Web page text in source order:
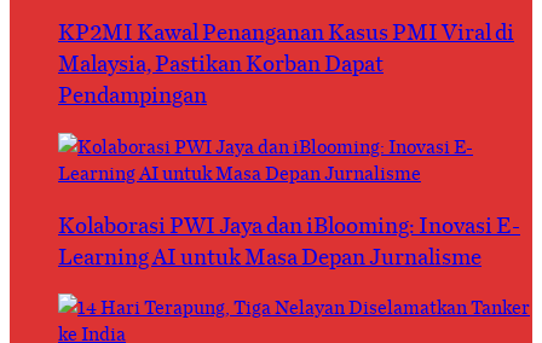
KP2MI Kawal Penanganan Kasus PMI Viral di
Malaysia, Pastikan Korban Dapat
Pendampingan
Kolaborasi PWI Jaya dan iBlooming: Inovasi E-
Learning AI untuk Masa Depan Jurnalisme